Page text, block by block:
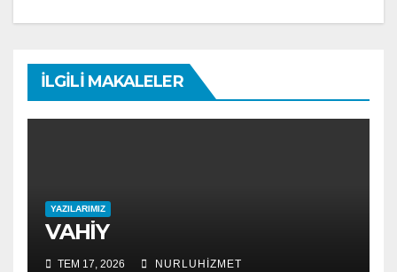
İLGILI MAKALELER
YAZILARIMIZ
VAHİY
TEM 17, 2026 NURLUHIZMET